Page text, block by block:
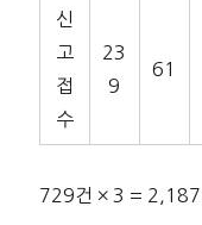
신
고
접
수
23
9
61
729건 × 3 =